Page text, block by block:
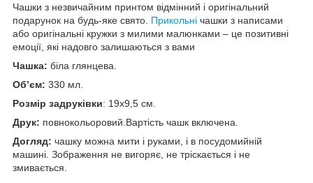
Чашки з незвичайним принтом відмінний і оригінальний
подарунок на будь-яке свято. Прикольні чашки з написами
або оригінальні кружки з милими малюнками – це позитивні
емоції, які надовго залишаються з вами
Чашка: біла глянцева.
Об’єм: 330 мл.
Розмір задруківки: 19x9,5 см.
Друк: повнокольоровий.Вартість чашк включена.
Догляд: чашку можна мити і руками, і в посудомийній
машині. Зображення не вигоряє, не тріскається і не
змивається.